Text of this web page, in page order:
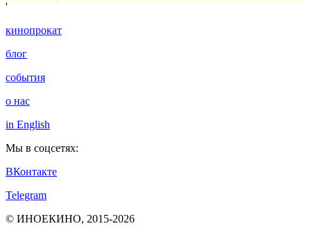
'
кинопрокат
блог
события
о нас
in English
Мы в соцсетях:
ВКонтакте
Telegram
© ИНОЕКИНО, 2015-2026